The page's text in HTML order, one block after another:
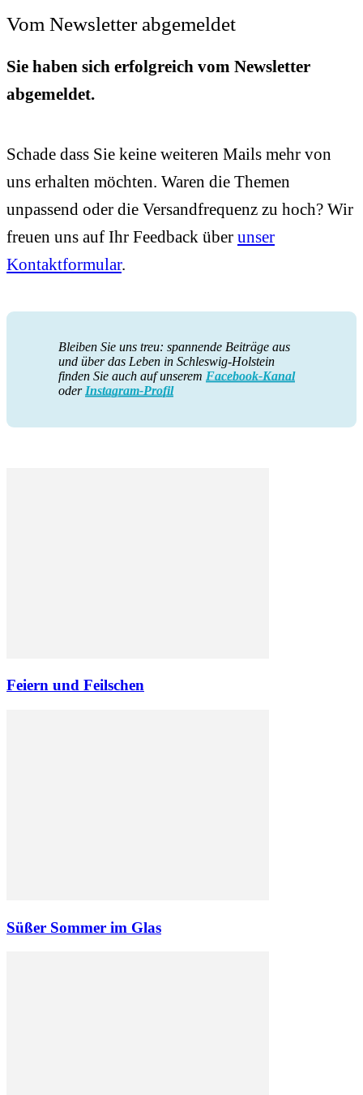
Vom Newsletter abgemeldet
Sie haben sich erfolgreich vom Newsletter
abgemeldet.
Schade dass Sie keine weiteren Mails mehr von
uns erhalten möchten. Waren die Themen
unpassend oder die Versandfrequenz zu hoch? Wir
freuen uns auf Ihr Feedback über unser
Kontaktformular.
Bleiben Sie uns treu: spannende Beiträge aus
und über das Leben in Schleswig-Holstein
finden Sie auch auf unserem Facebook-Kanal
oder Instagram-Profil
Feiern und Feilschen
Süßer Sommer im Glas